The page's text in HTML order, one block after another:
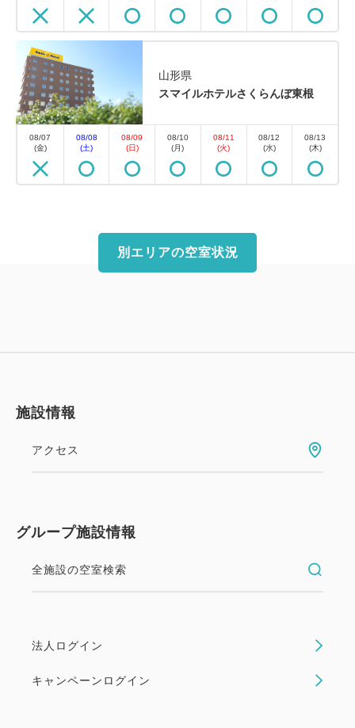
和洋バイキング 時間 6:30～9:00（最終入場 8:45）
【客室設備】 ・加湿空気清浄機完備 ・シモンズ製ベ
ッド ・液晶ＴＶ ...
空室なし 詳細
ューステイプラン（素泊り）
in 15:00~ 29:00 / out 11:00まで
早期から直前まで、いつでもご予約いただけます。
山形県
スマイルホテルさくらんぼ東根
08/07
(金)
08/08
(土)
08/09
(日)
08/10
(月)
08/11
(火)
08/12
(水)
08/13
(木)
別エリアの空室状況
施設情報
アクセス
グループ施設情報
全施設の空室検索
法人ログイン
キャンペーンログイン